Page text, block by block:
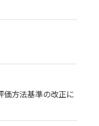
価方法基準の改正に